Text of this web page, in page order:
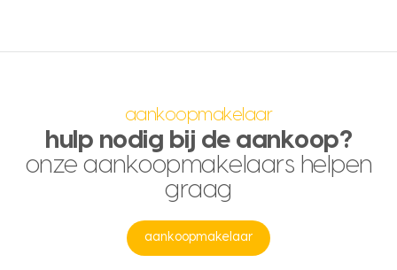
aankoopmakelaar
hulp nodig bij de aankoop?
onze aankoopmakelaars helpen
graag
aankoopmakelaar